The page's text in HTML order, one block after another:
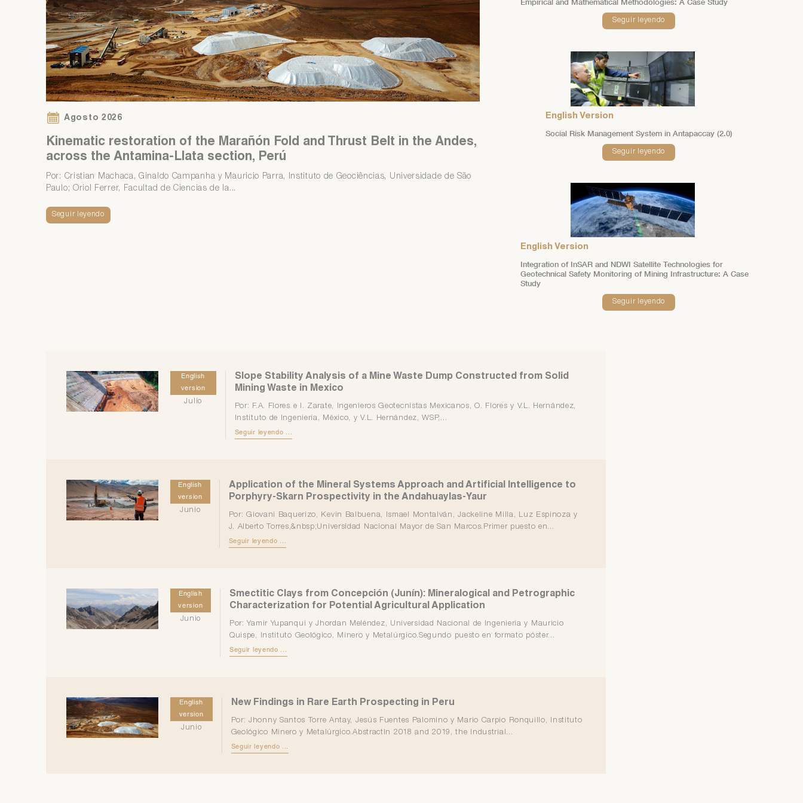
Agosto 2026
Kinematic restoration of the Marañón Fold and Thrust Belt in the Andes,
across the Antamina-Llata section, Perú
Por: Cristian Machaca, Ginaldo Campanha y Mauricio Parra, Instituto de Geociências, Universidade de São
Paulo; Oriol Ferrer, Facultad de Ciencias de la...
Seguir leyendo
Empirical and Mathematical Methodologies: A Case Study
Seguir leyendo
English Version
Social Risk Management System in Antapaccay (2.0)
Seguir leyendo
English Version
Integration of InSAR and NDWI Satellite Technologies for
Geotechnical Safety Monitoring of Mining Infrastructure: A Case
Study
Seguir leyendo
English
version
Julio
Slope Stability Analysis of a Mine Waste Dump Constructed from Solid
Mining Waste in Mexico
Por: F.A. Flores e I. Zarate, Ingenieros Geotecnistas Mexicanos, O. Flores y V.L. Hernández,
Instituto de Ingeniería, México, y V.L. Hernández, WSP,...
Seguir leyendo ...
English
version
Junio
Application of the Mineral Systems Approach and Artificial Intelligence to
Porphyry-Skarn Prospectivity in the Andahuaylas-Yaur
Por: Giovani Baquerizo, Kevin Balbuena, Ismael Montalván, Jackeline Milla, Luz Espinoza y
J. Alberto Torres,&nbsp;Universidad Nacional Mayor de San Marcos.Primer puesto en...
Seguir leyendo ...
English
version
Junio
Smectitic Clays from Concepción (Junín): Mineralogical and Petrographic
Characterization for Potential Agricultural Application
Por: Yamir Yupanqui y Jhordan Meléndez, Universidad Nacional de Ingeniería y Mauricio
Quispe, Instituto Geológico, Minero y Metalúrgico.Segundo puesto en formato póster...
Seguir leyendo ...
English
version
Junio
New Findings in Rare Earth Prospecting in Peru
Por: Jhonny Santos Torre Antay, Jesús Fuentes Palomino y Mario Carpio Ronquillo, Instituto
Geológico Minero y Metalúrgico.AbstractIn 2018 and 2019, the Industrial...
Seguir leyendo ...
Si tiene problemas para recuperar su contraseña contáctese con el
Área de Servicio al Asociado al teléfono 313-4160 anexo 218 o al
Si tiene problemas para recuperar su contraseña contáctese con el
Área de Servicio al Asociado al teléfono 313-4160 anexo 218 o al
correo asociados@iimp.org.pe